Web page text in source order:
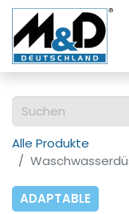
Alle Produkte
ADAPTABLE